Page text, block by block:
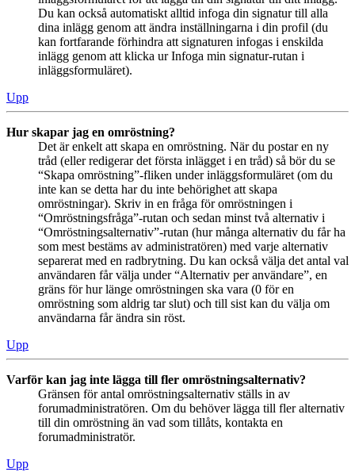
Du kan också automatiskt alltid infoga din signatur till alla
dina inlägg genom att ändra inställningarna i din profil (du
kan fortfarande förhindra att signaturen infogas i enskilda
inlägg genom att klicka ur Infoga min signatur-rutan i
inläggsformuläret).
Upp
Hur skapar jag en omröstning?
Det är enkelt att skapa en omröstning. När du postar en ny
tråd (eller redigerar det första inlägget i en tråd) så bör du se
“Skapa omröstning”-fliken under inläggsformuläret (om du
inte kan se detta har du inte behörighet att skapa
omröstningar). Skriv in en fråga för omröstningen i
“Omröstningsfråga”-rutan och sedan minst två alternativ i
“Omröstningsalternativ”-rutan (hur många alternativ du får ha
som mest bestäms av administratören) med varje alternativ
separerat med en radbrytning. Du kan också välja det antal val
användaren får välja under “Alternativ per användare”, en
gräns för hur länge omröstningen ska vara (0 för en
omröstning som aldrig tar slut) och till sist kan du välja om
användarna får ändra sin röst.
Upp
Varför kan jag inte lägga till fler omröstningsalternativ?
Gränsen för antal omröstningsalternativ ställs in av
forumadministratören. Om du behöver lägga till fler alternativ
till din omröstning än vad som tillåts, kontakta en
forumadministratör.
Upp